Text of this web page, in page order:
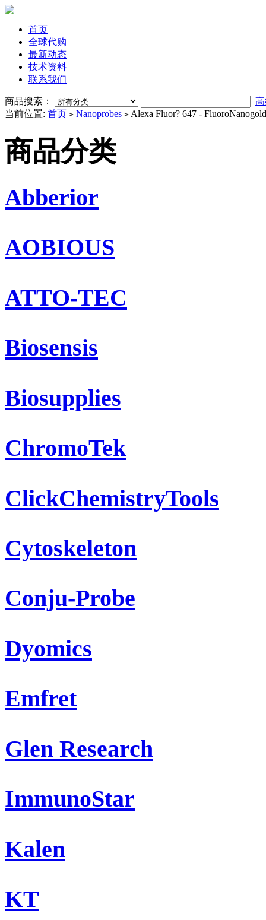
首页
全球代购
最新动态
技术资料
联系我们
商品搜索：
当前位置: 首页 > Nanoprobes > Alexa Fluor? 647 -
商品分类
Abberior
AOBIOUS
ATTO-TEC
Biosensis
Biosupplies
ChromoTek
ClickChemistryTools
Cytoskeleton
Conju-Probe
Dyomics
Emfret
Glen Research
ImmunoStar
Kalen
KT